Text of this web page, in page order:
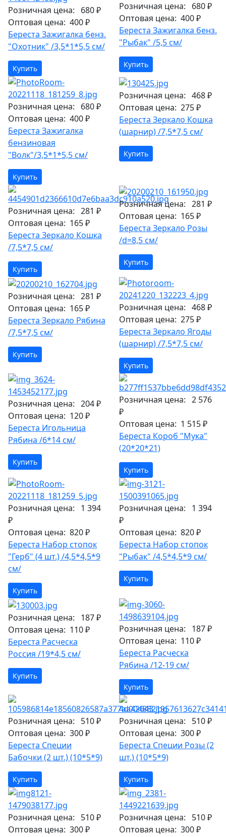
Розничная цена:
680 ₽
Оптовая цена: 400 ₽
Береста Зажигалка бенз.
"Охотник" /3,5*1*5,5 см/
Купить
Розничная цена:
680 ₽
Оптовая цена: 400 ₽
Береста Зажигалка бенз.
"Рыбак" /5,5 см/
Купить
Розничная цена:
680 ₽
Оптовая цена: 400 ₽
Береста Зажигалка
бензиновая
"Волк"/3,5*1*5,5 см/
Купить
Розничная цена: 468 ₽
Оптовая цена: 275 ₽
Береста Зеркало Кошка
(шарнир) /7,5*7,5 см/
Купить
Розничная цена: 281 ₽
Оптовая цена: 165 ₽
Береста Зеркало Кошка
/7,5*7,5 см/
Купить
Розничная цена: 281 ₽
Оптовая цена: 165 ₽
Береста Зеркало Розы
/d=8,5 см/
Купить
Розничная цена: 281 ₽
Оптовая цена: 165 ₽
Береста Зеркало Рябина
/7,5*7,5 см/
Купить
Розничная цена: 468 ₽
Оптовая цена: 275 ₽
Береста Зеркало Ягоды
(шарнир) /7,5*7,5 см/
Купить
Розничная цена: 204 ₽
Оптовая цена: 120 ₽
Береста Игольница
Рябина /6*14 см/
Купить
Розничная цена: 2 576
₽
Оптовая цена: 1 515 ₽
Береста Короб "Мука"
(20*20*21)
Купить
Розничная цена:
1 394
₽
Оптовая цена: 820 ₽
Береста Набор стопок
"Герб" (4 шт.) /4,5*4,5*9
см/
Купить
Розничная цена:
1 394
₽
Оптовая цена: 820 ₽
Береста Набор стопок
"Рыбак" /4,5*4,5*9 см/
Купить
Розничная цена:
187 ₽
Оптовая цена: 110 ₽
Береста Расческа
Россия /19*4,5 см/
Купить
Розничная цена:
187 ₽
Оптовая цена: 110 ₽
Береста Расческа
Рябина /12-19 см/
Купить
Розничная цена:
510 ₽
Оптовая цена: 300 ₽
Береста Специи
Бабочки (2 шт.) (10*5*9)
Купить
Розничная цена:
510 ₽
Оптовая цена: 300 ₽
Береста Специи Розы (2
шт.) (10*5*9)
Купить
Розничная цена:
510 ₽
Оптовая цена: 300 ₽
Розничная цена:
510 ₽
Оптовая цена: 300 ₽